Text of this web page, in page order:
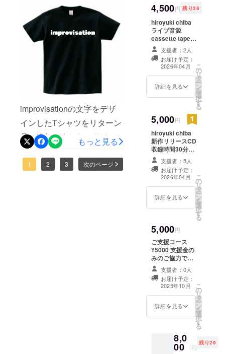
だけますと幸いです。
hiroyuki chiba.
improvisationの文字をデザ
インしたTシャツをリターン
品に追加しました・サイズ
展開：S, M, L,XL ・カラー
展開：黒
もっと見る
1 2 3 次のページ
セージをお送り
します。
4,500円 残り28
hiroyuki chiba
ライブ音源
cassette tape
収録時間A面20
分B面20分 今回
のプロジェクト
の為にeerie
noiserecordsか
ら特別にリリー
original
zine（カラー印
刷）
支援者：2人
お届け予定：
2026年04月
詳細を見る
こ
の
リ
タ
ー
ン
を
選
択
す
る
5,000円
hiroyuki chiba
新作リリースCD
収録時間30分
Noise Logo ス
テッカー
original
zine（カラー印
刷）
支援者：5人
お届け予定：
2026年04月
詳細を見る
こ
の
リ
タ
ー
ン
を
選
択
す
る
5,000円
ご支援コース
¥5000 支援金の
みのご協力で
す。 リターンは
【お礼のメッ
セージ】となり
ます。 他のコー
スにプラスして
ご支援賜れれば
幸いです。 感謝
セージをお送り
します。
支援者：0人
お届け予定：
2025年10月
詳細を見る
こ
の
リ
タ
ー
ン
を
選
択
す
る
8,0
00 円
残り29